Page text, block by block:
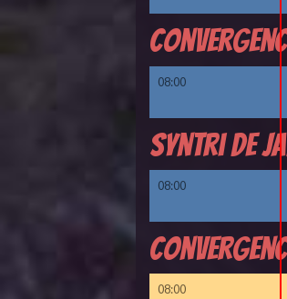
08:00
Syntri de
08:00
08:00